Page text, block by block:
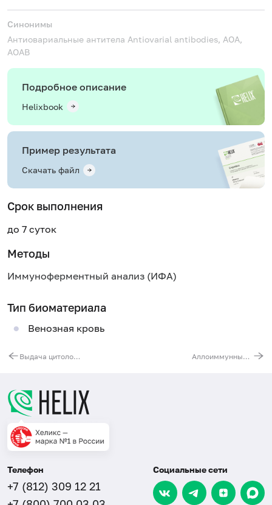
Синонимы
Антиовариальные антитела Antiovarial antibodies, AOA,
AOAB
Подробное описание
Helixbook
Пример результата
Скачать файл
Срок выполнения
до 7 суток
Методы
Иммуноферментный анализ (ИФА)
Тип биоматериала
Венозная кровь
Выдача цитологических стеклопрепаратов Аллоиммунные антиэритроцитарные антитела (в том числе антирезусные), титр (непрямая проба Кумбса)
Телефон
+7 (812) 309 12 21
Социальные сети